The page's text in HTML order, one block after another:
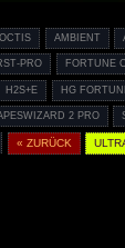
AMBIENT
PRO FORTUNE
H2S+E HG
2 PRO
« ZURÜCK